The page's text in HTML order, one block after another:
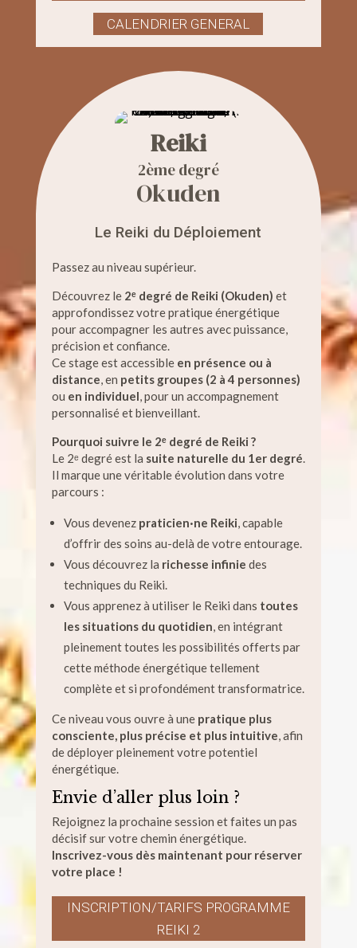
CALENDRIER GENERAL
Reiki
2ème degré
Okuden
Le Reiki du Déploiement
Passez au niveau supérieur.
Découvrez le 2ᵉ degré de Reiki (Okuden) et
approfondissez votre pratique énergétique
pour accompagner les autres avec puissance,
précision et confiance.
Ce stage est accessible en présence ou à
distance, en petits groupes (2 à 4 personnes)
ou en individuel, pour un accompagnement
personnalisé et bienveillant.
Pourquoi suivre le 2ᵉ degré de Reiki ?
Le 2ᵉ degré est la suite naturelle du 1er degré.
Il marque une véritable évolution dans votre
parcours :
Vous devenez praticien·ne Reiki, capable
d’offrir des soins au-delà de votre entourage.
Vous découvrez la richesse infinie des
techniques du Reiki.
Vous apprenez à utiliser le Reiki dans toutes
les situations du quotidien, en intégrant
pleinement toutes les possibilités offerts par
cette méthode énergétique tellement
complète et si profondément transformatrice.
Ce niveau vous ouvre à une pratique plus
consciente, plus précise et plus intuitive, afin
de déployer pleinement votre potentiel
énergétique.
Envie d’aller plus loin ?
Rejoignez la prochaine session et faites un pas
décisif sur votre chemin énergétique.
Inscrivez-vous dès maintenant pour réserver
votre place !
INSCRIPTION/TARIFS PROGRAMME
REIKI 2